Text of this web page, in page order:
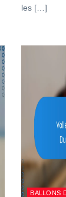
les […]
BALLONS